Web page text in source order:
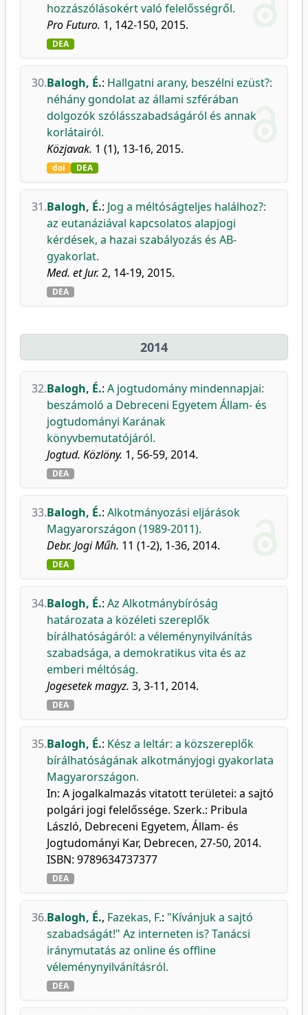
hozzászólásokért való felelősségről.
Pro Futuro. 1, 142-150, 2015.
DEA
30.Balogh, É.: Hallgatni arany, beszélni ezüst?:
néhány gondolat az állami szférában
dolgozók szólásszabadságáról és annak
korlátairól.
Közjavak. 1 (1), 13-16, 2015.
doi DEA
31.Balogh, É.: Jog a méltóságteljes halálhoz?:
az eutanáziával kapcsolatos alapjogi
kérdések, a hazai szabályozás és AB-
gyakorlat.
Med. et Jur. 2, 14-19, 2015.
DEA
2014
32.Balogh, É.: A jogtudomány mindennapjai:
beszámoló a Debreceni Egyetem Állam- és
jogtudományi Karának
könyvbemutatójáról.
Jogtud. Közlöny. 1, 56-59, 2014.
DEA
33.Balogh, É.: Alkotmányozási eljárások
Magyarországon (1989-2011).
Debr. Jogi Műh. 11 (1-2), 1-36, 2014.
DEA
34.Balogh, É.: Az Alkotmánybíróság
határozata a közéleti szereplők
bírálhatóságáról: a véleménynyilvánítás
szabadsága, a demokratikus vita és az
emberi méltóság.
Jogesetek magyz. 3, 3-11, 2014.
DEA
35.Balogh, É.: Kész a leltár: a közszereplők
bírálhatóságának alkotmányjogi gyakorlata
Magyarországon.
In: A jogalkalmazás vitatott területei: a sajtó
polgári jogi felelőssége. Szerk.: Pribula
László, Debreceni Egyetem, Állam- és
Jogtudományi Kar, Debrecen, 27-50, 2014.
ISBN: 9789634737377
DEA
36.Balogh, É., Fazekas, F.: "Kívánjuk a sajtó
szabadságát!" Az interneten is? Tanácsi
iránymutatás az online és offline
véleménynyilvánításról.
DEA